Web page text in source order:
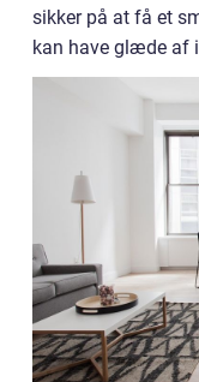
sikker på at få et
kan have glæde af